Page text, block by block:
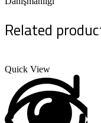
Related
Quick View